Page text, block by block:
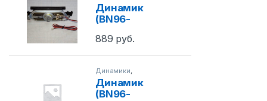
Телевизоры и
мониторы
Динамик
(BN96-
889 руб.
Динамики
Телевизоры и
мониторы
Динамик
(BN96-